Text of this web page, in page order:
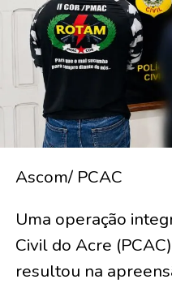
Ascom/ PCAC
Uma operação
Civil do Acre
resultou na